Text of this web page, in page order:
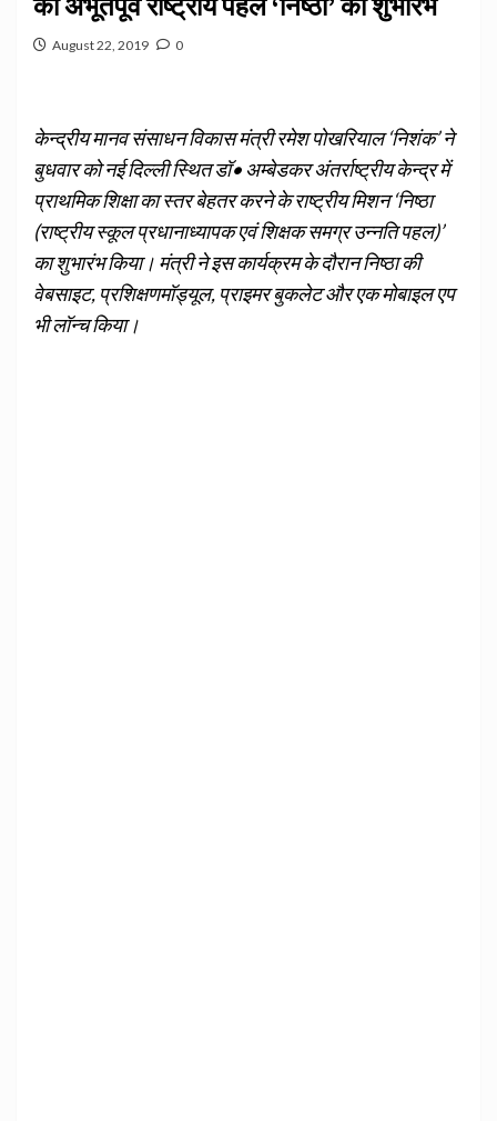
August 22, 2019 0
केन्‍द्रीय मानव संसाधन विकास मंत्री रमेश पोखरियाल ‘निशंक’ ने
बुधवार को नई दिल्‍ली स्थित डॉ• अम्‍बेडकर अंतर्राष्‍ट्रीय केन्‍द्र में
प्राथमिक शिक्षा का स्‍तर बेहतर करने के राष्‍ट्रीय मिशन ‘निष्‍ठा
(राष्‍ट्रीय स्‍कूल प्रधानाध्‍यापक एवं शिक्षक समग्र उन्‍नति पहल)’
का शुभारंभ किया। मंत्री ने इस कार्यक्रम के दौरान निष्‍ठा की
वेबसाइट, प्रशिक्षणमॉड्यूल, प्राइमर बुकलेट और एक मोबाइल एप
भी लॉन्‍च किया।